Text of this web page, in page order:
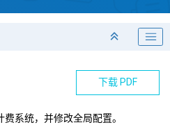
下载 PDF
系统，并修改全局配置。